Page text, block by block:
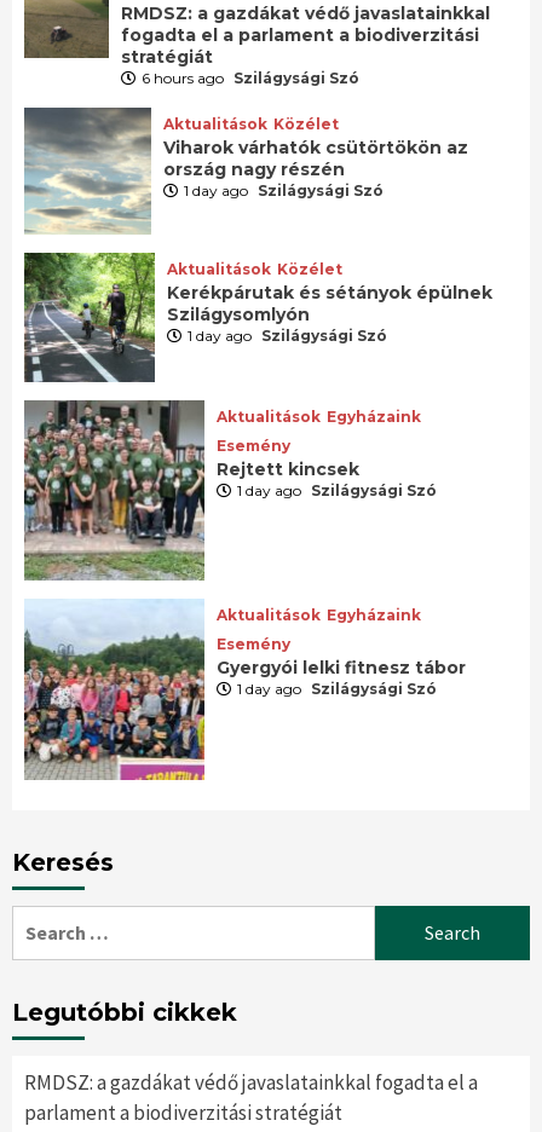
RMDSZ: a gazdákat védő javaslatainkkal
fogadta el a parlament a biodiverzitási
stratégiát
6 hours ago Szilágysági Szó
Aktualitások Közélet
Viharok várhatók csütörtökön az
ország nagy részén
1 day ago Szilágysági Szó
Aktualitások Közélet
Kerékpárutak és sétányok épülnek
Szilágysomlyón
1 day ago Szilágysági Szó
Aktualitások Egyházaink
Esemény
Rejtett kincsek
1 day ago Szilágysági Szó
Aktualitások Egyházaink
Esemény
Gyergyói lelki fitnesz tábor
1 day ago Szilágysági Szó
Keresés
for:
Legutóbbi cikkek
RMDSZ: a gazdákat védő javaslatainkkal fogadta el a
parlament a biodiverzitási stratégiát